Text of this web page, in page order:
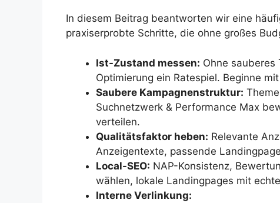
In diesem Beitrag beantworten wir eine
praxiserprobte Schritte, die ohne großes
Ist-Zustand messen: Ohne sauberes
Optimierung ein Ratespiel. Beginne
Saubere Kampagnenstruktur:
Suchnetzwerk & Performance Max
verteilen.
Qualitätsfaktor heben: Relevante
Anzeigentexte, passende
Local-SEO: NAP-Konsistenz,
wählen, lokale Landingpages mit
Interne Verlinkung: